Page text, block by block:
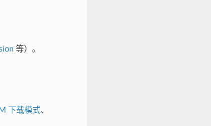
等）。
下载模式、